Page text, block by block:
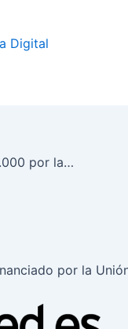
Digital
El Ibex 35 pierde el 9.000 por las dudas sobre la economía europea
por la